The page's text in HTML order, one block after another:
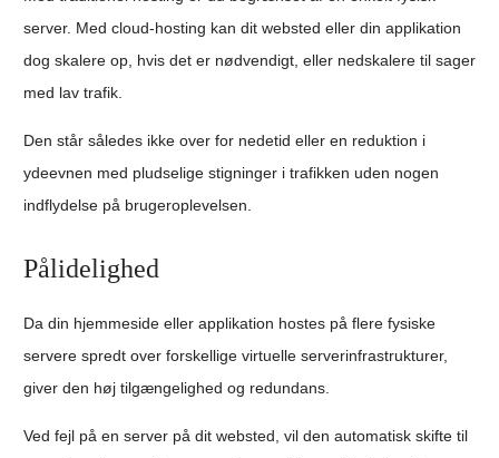
server. Med cloud-hosting kan dit websted eller din applikation
dog skalere op, hvis det er nødvendigt, eller nedskalere til sager
med lav trafik.
Den står således ikke over for nedetid eller en reduktion i
ydeevnen med pludselige stigninger i trafikken uden nogen
indflydelse på brugeroplevelsen.
Pålidelighed
Da din hjemmeside eller applikation hostes på flere fysiske
servere spredt over forskellige virtuelle serverinfrastrukturer,
giver den høj tilgængelighed og redundans.
Ved fejl på en server på dit websted, vil den automatisk skifte til